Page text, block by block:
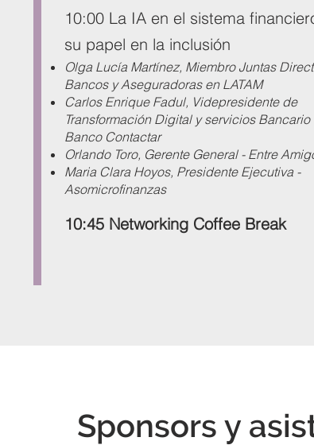
10:00 La IA en el sistema
su papel en la inclusión
Olga Lucía Martínez, Miembro Juntas
Bancos y Aseguradoras en LATAM
Carlos Enrique Fadul, Videpresidente de
Transformación Digital y servicios Bancario
Banco Contactar
Orlando Toro, Gerente General - Entre
Maria Clara Hoyos, Presidente Ejecutiva -
Asomicrofinanzas
10:45 Networking Coffee Break
Sponsors y